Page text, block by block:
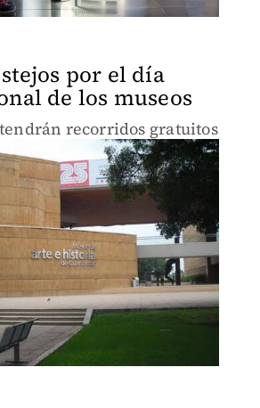
por el día
de los museos
recorridos gratuitos